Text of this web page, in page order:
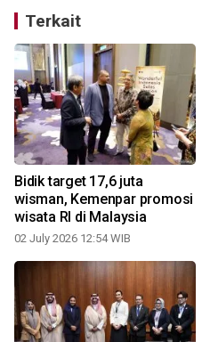
Terkait
Bidik target 17,6 juta
wisman, Kemenpar promosi
wisata RI di Malaysia
02 July 2026 12:54 WIB